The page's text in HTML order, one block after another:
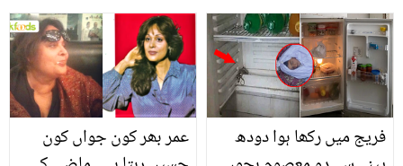
عمر بھر کون جواں کون
فریج میں رکھا ہوا دودھ